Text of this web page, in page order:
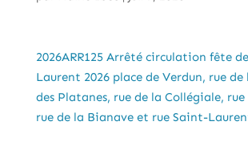
2026ARR125 Arrêté circulation fête
Laurent 2026 place de Verdun, rue de
des Platanes, rue de la Collégiale,
rue de la Bianave et rue Saint-